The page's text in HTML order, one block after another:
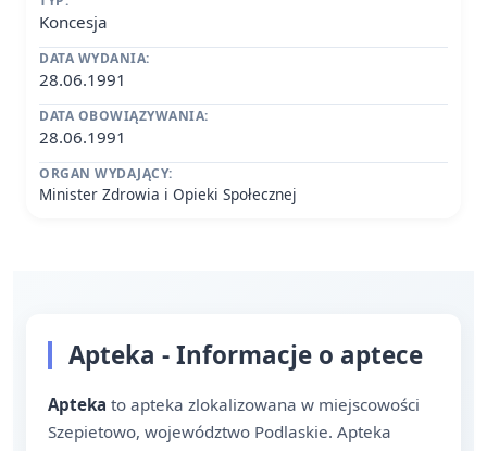
Koncesja
DATA WYDANIA:
28.06.1991
DATA OBOWIĄZYWANIA:
28.06.1991
ORGAN WYDAJĄCY:
Minister Zdrowia i Opieki Społecznej
Apteka - Informacje o aptece
Apteka to apteka zlokalizowana w miejscowości
Szepietowo, województwo Podlaskie. Apteka